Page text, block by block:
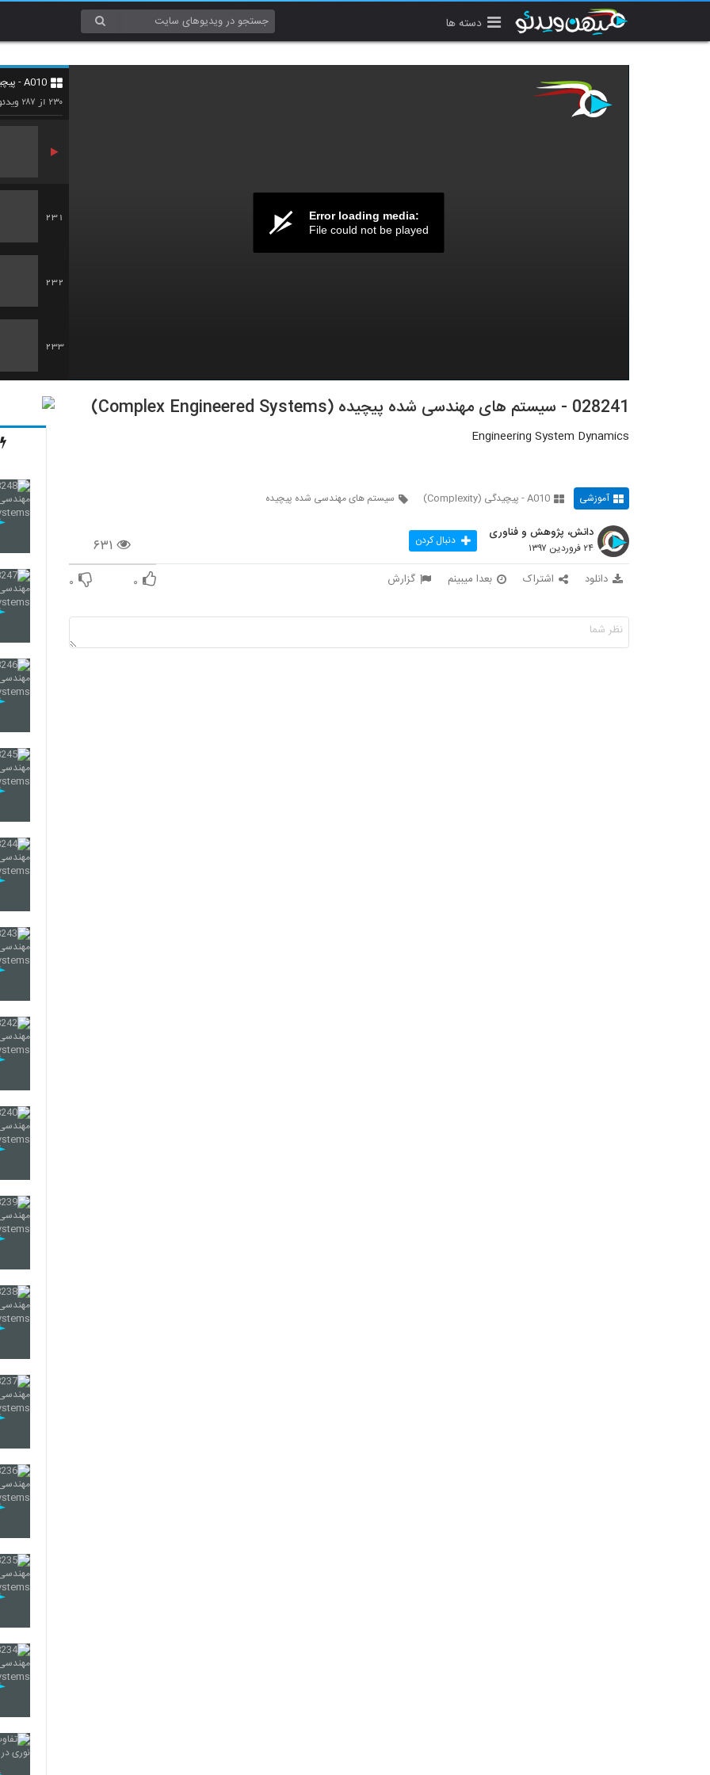
دسته ها
Error loading media:
File could not be played
A010 - پیچیدگی (Complexity)
۲۳۰ از ۲۸۷
229
231
232
233
234 028241 - سیستم های مهندسی شده پیچیده (Complex Engineered Systems)
Engineering System Dynamics
آموزشی A010 - پیچیدگی (Complexity) سیستم های مهندسی شده پیچیده
۶۳۱
دانش، پژوهش و فناوری
۲۴ فروردین ۱۳۹۷ دنبال کردن
دانلود اشتراک بعدا میبینم گزارش ۰ ۰